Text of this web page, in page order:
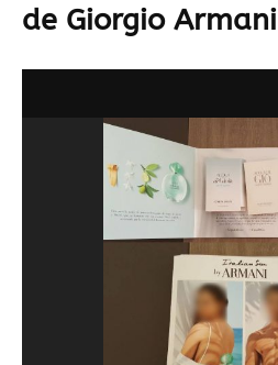
de Giorgio Armani